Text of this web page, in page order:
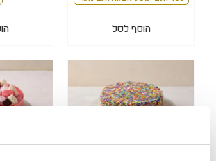
הוסף לסל